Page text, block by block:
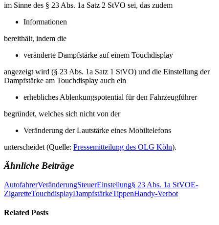
im Sinne des § 23 Abs. 1a Satz 2 StVO sei, das zudem
Informationen
bereithält, indem die
veränderte Dampfstärke auf einem Touchdisplay
angezeigt wird (§ 23 Abs. 1a Satz 1 StVO) und die Einstellung der
Dampfstärke am Touchdisplay auch ein
erhebliches Ablenkungspotential für den Fahrzeugführer
begründet, welches sich nicht von der
Veränderung der Lautstärke eines Mobiltelefons
unterscheidet (Quelle: Pressemitteilung des OLG Köln).
Ähnliche Beiträge
AutofahrerVeränderungSteuerEinstellung§ 23 Abs. 1a StVOE-
ZigaretteTouchdisplayDampfstärkeTippenHandy-Verbot
Related Posts